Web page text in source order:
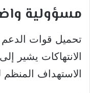
مسؤولية
الانتهاكات يشير
الاستهداف المنظم